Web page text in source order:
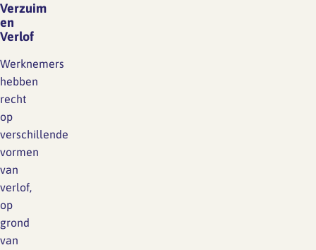
Verzuim
en
Verlof
Werknemers
hebben
recht
op
verschillende
vormen
van
verlof,
op
grond
van